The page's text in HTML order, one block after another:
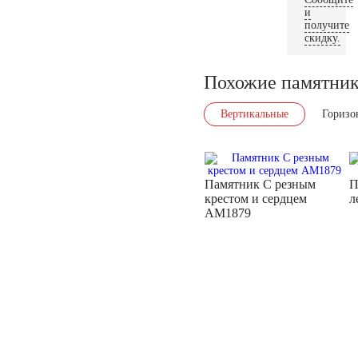
и
получите
скидку.
Похожие
Вертикальные
Памятник С резным
крестом и сердцем
AM1879